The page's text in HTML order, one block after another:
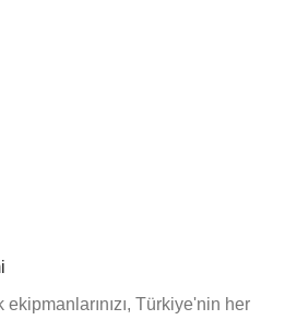
Türkiye'nin her